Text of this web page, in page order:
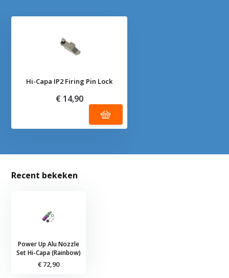
Hi-Capa IP2 Firing Pin Lock
€ 14,90
Recent bekeken
Power Up Alu Nozzle
Set Hi-Capa (Rainbow)
€ 72,90